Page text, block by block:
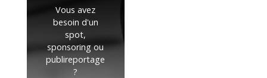
Vous avez
besoin d'un
spot,
sponsoring ou
publireportage
?